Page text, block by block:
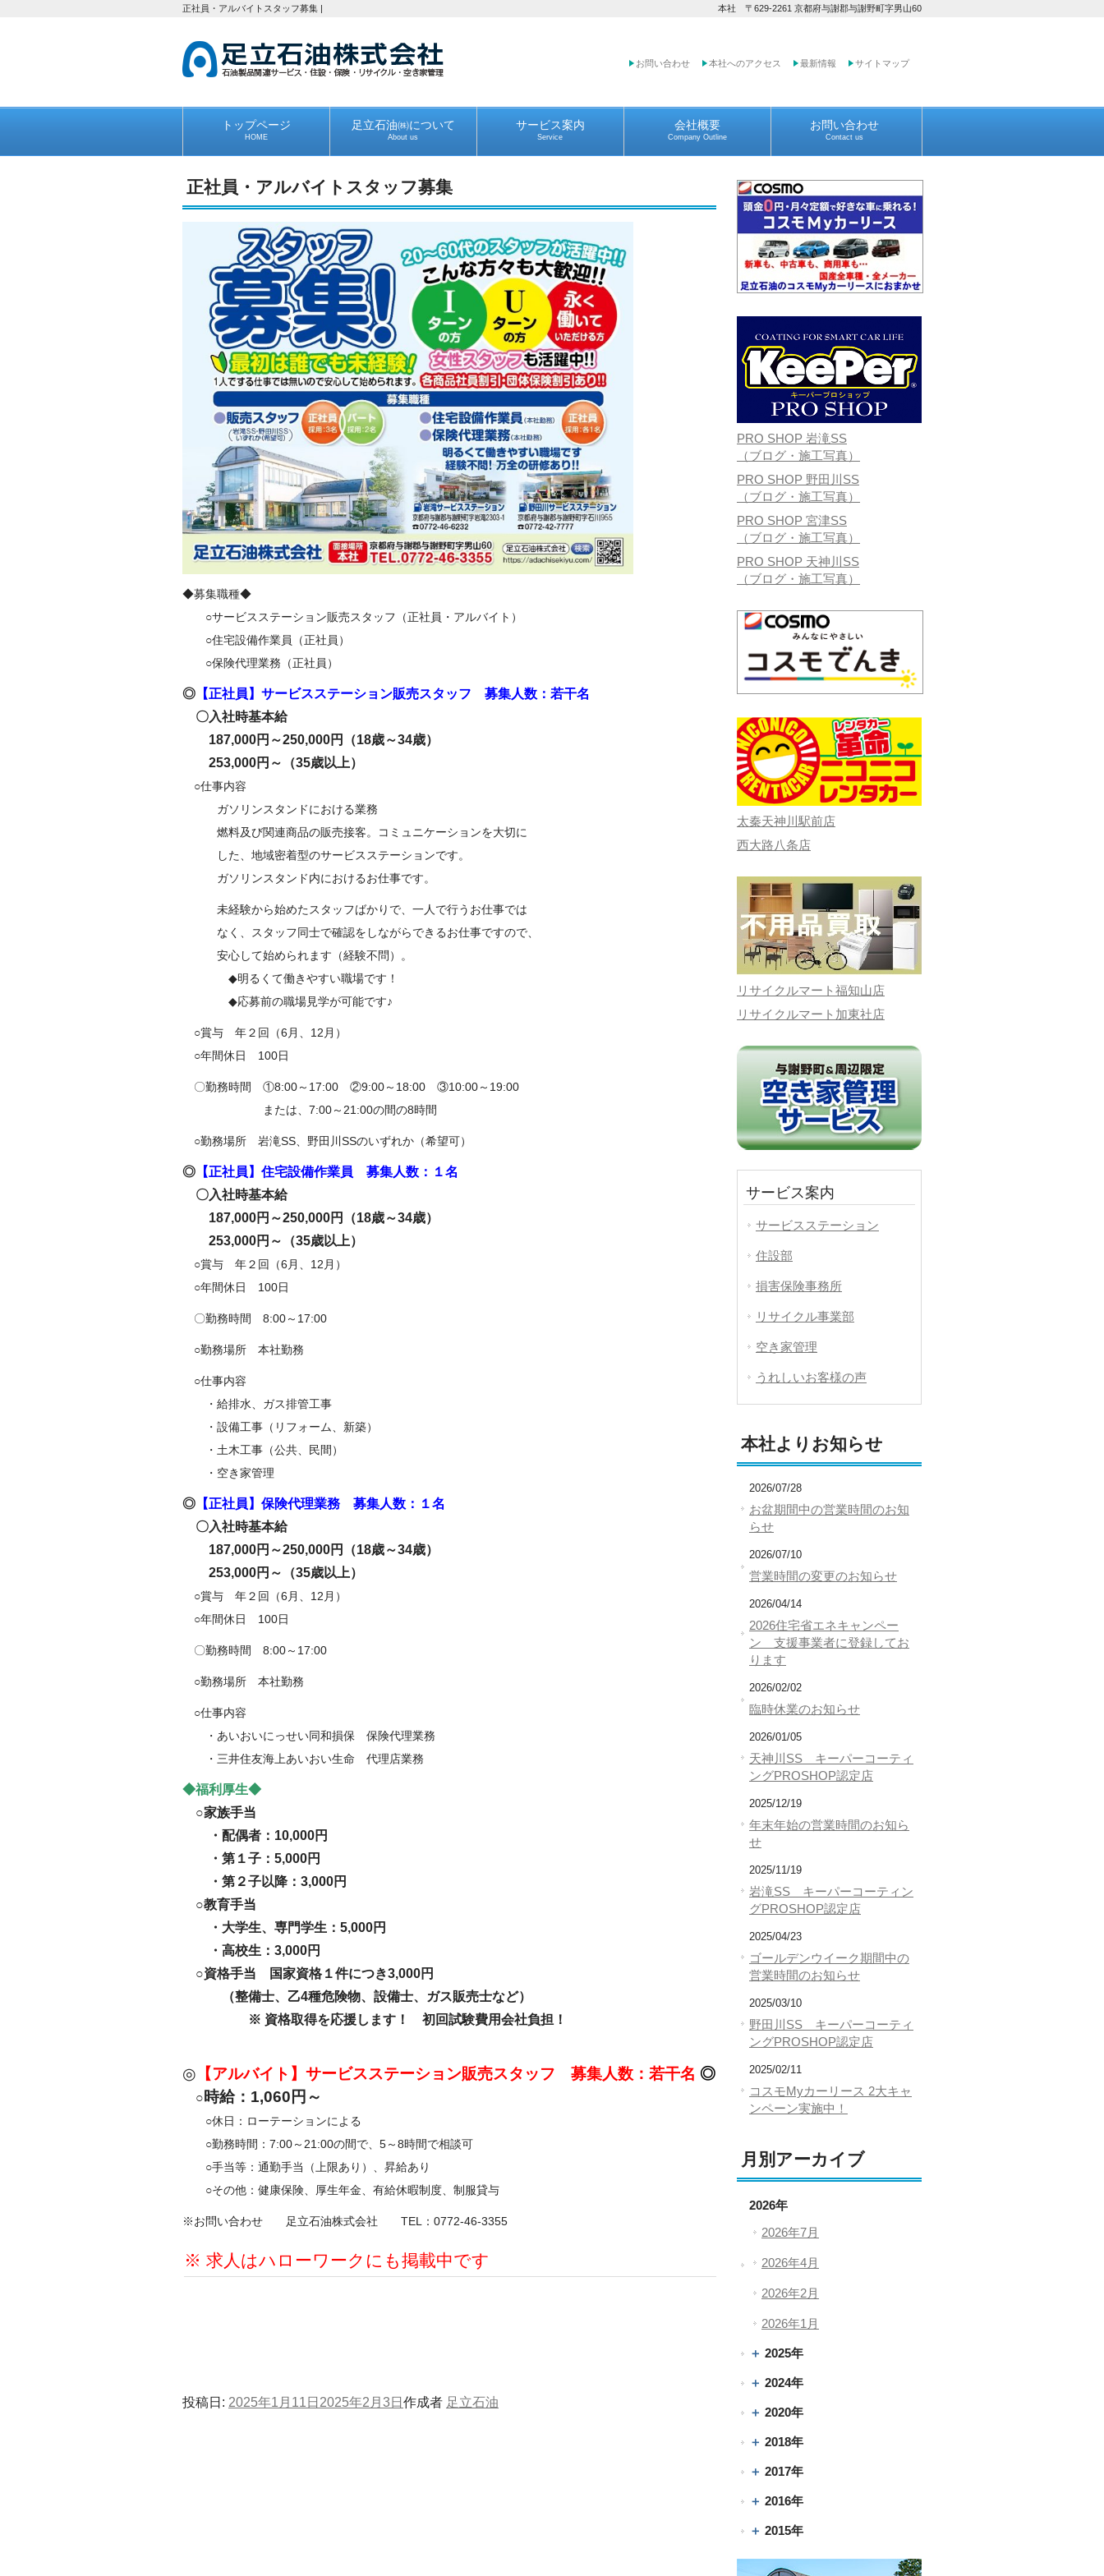
正社員・アルバイトスタッフ募集 | 本社 〒629-2261 京都府与謝郡与謝野町字男山60
サイトマップ
最新情報
本社へのアクセス
お問い合わせ
トップページ
HOME
足立石油㈱について
About us
サービス案内
Service
会社概要
Company Outline
お問い合わせ
Contact us
正社員・アルバイトスタッフ募集
◆募集職種◆
○サービスステーション販売スタッフ（正社員・アルバイト）
○住宅設備作業員（正社員）
○保険代理業務（正社員）
◎ 【正社員】サービスステーション販売スタッフ 募集人数：若干名
〇入社時基本給
187,000円～250,000円（18歳～34歳）
253,000円～（35歳以上）
○仕事内容
ガソリンスタンドにおける業務
燃料及び関連商品の販売接客。コミュニケーションを大切に
した、地域密着型のサービスステーションです。
ガソリンスタンド内におけるお仕事です。
未経験から始めたスタッフばかりで、一人で行うお仕事では
なく、スタッフ同士で確認をしながらできるお仕事ですので、
安心して始められます（経験不問）。
◆明るくて働きやすい職場です！
◆応募前の職場見学が可能です♪
○賞与 年２回（6月、12月）
○年間休日 100日
〇勤務時間 ①8:00～17:00 ②9:00～18:00 ③10:00～19:00
または、7:00～21:00の間の8時間
○勤務場所 岩滝SS、野田川SSのいずれか（希望可）
◎ 【正社員】住宅設備作業員 募集人数：１名
〇入社時基本給
187,000円～250,000円（18歳～34歳）
253,000円～（35歳以上）
○賞与 年２回（6月、12月）
○年間休日 100日
〇勤務時間 8:00～17:00
○勤務場所 本社勤務
○仕事内容
・給排水、ガス排管工事
・設備工事（リフォーム、新築）
・土木工事（公共、民間）
・空き家管理
◎ 【正社員】保険代理業務 募集人数：１名
〇入社時基本給
187,000円～250,000円（18歳～34歳）
253,000円～（35歳以上）
○賞与 年２回（6月、12月）
○年間休日 100日
〇勤務時間 8:00～17:00
○勤務場所 本社勤務
○仕事内容
・あいおいにっせい同和損保 保険代理業務
・三井住友海上あいおい生命 代理店業務
◆福利厚生◆
○家族手当
・配偶者：10,000円
・第１子：5,000円
・第２子以降：3,000円
○教育手当
・大学生、専門学生：5,000円
・高校生：3,000円
○資格手当 国家資格１件につき3,000円
（整備士、乙4種危険物、設備士、ガス販売士など）
※ 資格取得を応援します！ 初回試験費用会社負担！
◎ 【アルバイト】サービスステーション販売スタッフ 募集人数：若干名 ◎
○ 時給：1,060円～
○休日：ローテーションによる
○勤務時間：7:00～21:00の間で、5～8時間で相談可
○手当等：通勤手当（上限あり）、昇給あり
○その他：健康保険、厚生年金、有給休暇制度、制服貸与
※お問い合わせ 足立石油株式会社 TEL：0772-46-3355
※ 求人はハローワークにも掲載中です
投稿日: 2025年1月11日 2025年2月3日 作成者 足立石油
PRO SHOP 岩滝SS
（ブログ・施工写真）
PRO SHOP 野田川SS
（ブログ・施工写真）
PRO SHOP 宮津SS
（ブログ・施工写真）
PRO SHOP 天神川SS
（ブログ・施工写真）
太秦天神川駅前店
西大路八条店
リサイクルマート福知山店
リサイクルマート加東社店
サービス案内
サービスステーション
住設部
損害保険事務所
リサイクル事業部
空き家管理
うれしいお客様の声
本社よりお知らせ
2026/07/28
お盆期間中の営業時間のお知
らせ
2026/07/10
営業時間の変更のお知らせ
2026/04/14
2026住宅省エネキャンペー
ン 支援事業者に登録してお
ります
2026/02/02
臨時休業のお知らせ
2026/01/05
天神川SS キーパーコーティ
ングPROSHOP認定店
2025/12/19
年末年始の営業時間のお知ら
せ
2025/11/19
岩滝SS キーパーコーティン
グPROSHOP認定店
2025/04/23
ゴールデンウイーク期間中の
営業時間のお知らせ
2025/03/10
野田川SS キーパーコーティ
ングPROSHOP認定店
2025/02/11
コスモMyカーリース 2大キャ
ンペーン実施中！
月別アーカイブ
2026年
2026年7月
2026年4月
2026年2月
2026年1月
2025年
2024年
2020年
2018年
2017年
2016年
2015年